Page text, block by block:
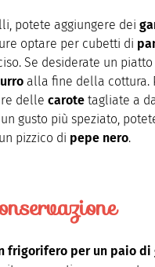
potete aggiungere dei
optare per cubetti di
Se desiderate un
alla fine della cottura.
delle carote tagliate a
gusto più speziato,
pizzico di pepe nero.
frigorifero per un paio di